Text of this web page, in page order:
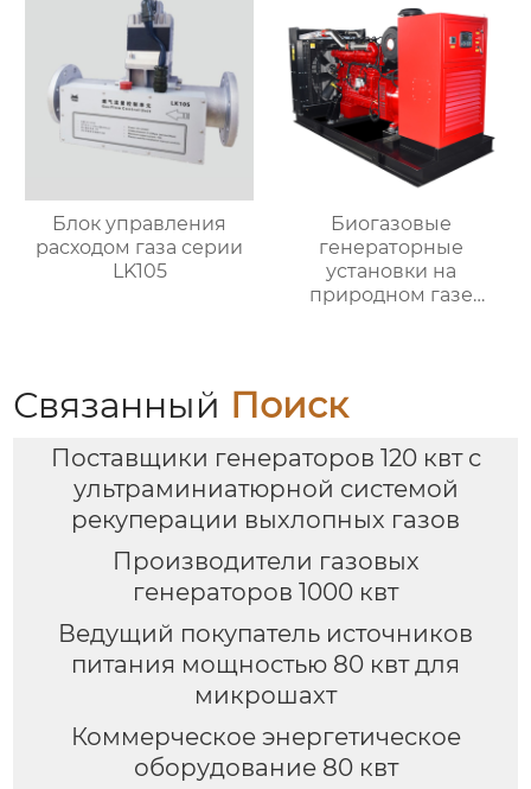
Блок управления
расходом газа серии
LK105
Биогазовые
генераторные
установки на
природном газе
Связанный Поиск
Поставщики генераторов 120 квт с
ультраминиатюрной системой
рекуперации выхлопных газов
Производители газовых
генераторов 1000 квт
Ведущий покупатель источников
питания мощностью 80 квт для
микрошахт
Коммерческое энергетическое
оборудование 80 квт